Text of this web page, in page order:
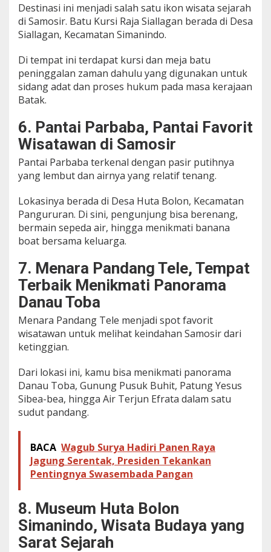
Destinasi ini menjadi salah satu ikon wisata sejarah
di Samosir. Batu Kursi Raja Siallagan berada di Desa
Siallagan, Kecamatan Simanindo.
Di tempat ini terdapat kursi dan meja batu
peninggalan zaman dahulu yang digunakan untuk
sidang adat dan proses hukum pada masa kerajaan
Batak.
6. Pantai Parbaba, Pantai Favorit
Wisatawan di Samosir
Pantai Parbaba terkenal dengan pasir putihnya
yang lembut dan airnya yang relatif tenang.
Lokasinya berada di Desa Huta Bolon, Kecamatan
Pangururan. Di sini, pengunjung bisa berenang,
bermain sepeda air, hingga menikmati banana
boat bersama keluarga.
7. Menara Pandang Tele, Tempat
Terbaik Menikmati Panorama
Danau Toba
Menara Pandang Tele menjadi spot favorit
wisatawan untuk melihat keindahan Samosir dari
ketinggian.
Dari lokasi ini, kamu bisa menikmati panorama
Danau Toba, Gunung Pusuk Buhit, Patung Yesus
Sibea-bea, hingga Air Terjun Efrata dalam satu
sudut pandang.
BACA Wagub Surya Hadiri Panen Raya
Jagung Serentak, Presiden Tekankan
Pentingnya Swasembada Pangan
8. Museum Huta Bolon
Simanindo, Wisata Budaya yang
Sarat Sejarah